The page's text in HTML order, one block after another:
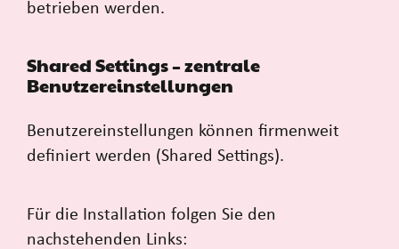
betrieben werden.
Shared Settings – zentrale
Benutzereinstellungen
Benutzereinstellungen können firmenweit
definiert werden (Shared Settings).
Für die Installation folgen Sie den
nachstehenden Links: